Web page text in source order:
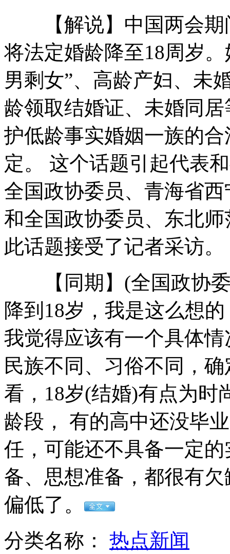
委员热议：婚龄降至18岁 为时尚早
演员片酬25年暴涨5000倍
史上最大的秋千 蹦极都成浮云
BBC开播教娃娃汉语动画片
印尼无臂女摄影师敬业感动网友
山西运城恶犬咬伤多人 警民合力深夜将其击毙
女孩北京地铁殴打老人 痛下狠手拳打脚踢
无痛分娩是否安全 医生回应
外交部：反对强权政治霸凌主义
外交部：有关国家言论片面不公正
安徽一实载49人客车翻车
走！跟着总书记去植树
【解说】中国两会期
将法定婚龄降至18周岁
男剩女”、高龄产妇、未
龄领取结婚证、未婚同
护低龄事实婚姻一族的
定。 这个话题引起代表
全国政协委员、青海省
和全国政协委员、东北
此话题接受了记者采访。
【同期】(全国政协委
降到18岁，我是这么想
我觉得应该有一个具体
民族不同、习俗不同，
看，18岁(结婚)有点为时
龄段， 有的高中还没毕
任，可能还不具备一定
备、思想准备，都很有
偏低了。
分类名称： 热点新闻